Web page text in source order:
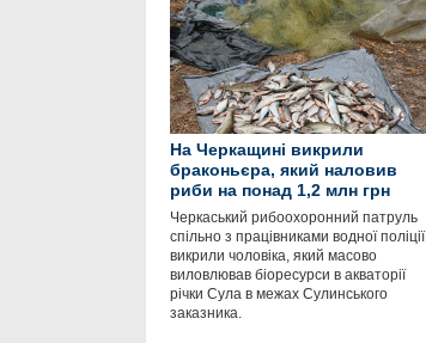
На Черкащині викрили
браконьєра, який наловив
риби на понад 1,2 млн грн
Черкаський рибоохоронний патруль
спільно з працівниками водної поліції
викрили чоловіка, який масово
виловлював біоресурси в акваторії
річки Сула в межах Сулинського
заказника.